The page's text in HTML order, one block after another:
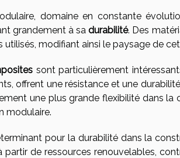
domaine en constante
grandement à sadurabilité. Des
utilisés, modifiant ainsi le paysage de
sont particulièrement
offrent une résistance et une
une plus grande flexibilité dans
modulaire.
pour la durabilité dans la
partir de ressources renouvelables,